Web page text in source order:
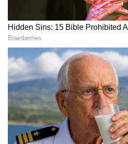
Youtube/great Andhra
వరుస పరాజయాల్లో రాజశేఖర్‌
అయితే రాను రాను రాజశేఖర్‌
సినిమాలు థియేటర్లలో
అయ్యారు. డిఫరెంట్‌ మూవీస్‌తో
నిరూపించుకునేందుకు
ని ఆకట్టుకోవడంలో
రాజశేఖర్‌ `పీఎస్‌వీ గరుడవేగ`తో
చేసిన `కల్కి` జస్ట్ యావరేజ్‌గా